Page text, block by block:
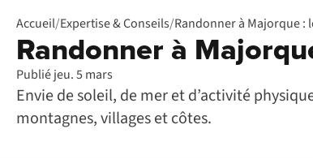
Accueil/Expertise & Conseils/Randonner à Majorque :
Randonner à
Publié jeu. 5 mars
Envie de soleil, de mer et d’activité
montagnes, villages et côtes.